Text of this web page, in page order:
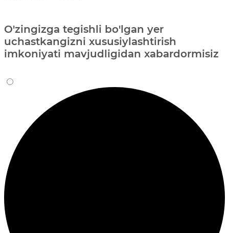
O'zingizga tegishli bo'lgan yer
uchastkangizni xususiylashtirish
imkoniyati mavjudligidan xabardormisiz